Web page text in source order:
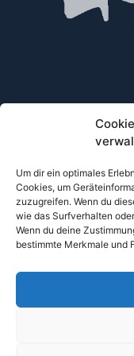
Um dir ein optimales
Cookies, um
zuzugreifen. Wenn du
wie das Surfverhalten
Wenn du deine
bestimmte Merkmale und
im
© Copyright